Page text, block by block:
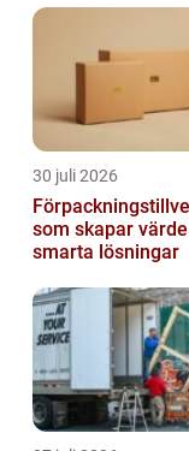
30 juli 2026
som skapar
smarta lösningar